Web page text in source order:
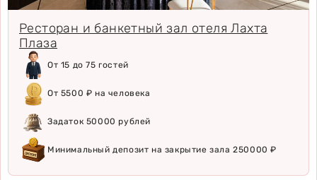
Ресторан и банкетный зал отеля Лахта
Плаза
От 15 до 75 гостей
От 5500 ₽ на человека
Задаток 50000 рублей
Минимальный депозит на закрытие зала 250000 ₽